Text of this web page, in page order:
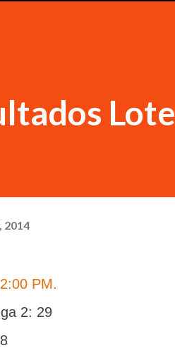
2014
PM.
2: 29